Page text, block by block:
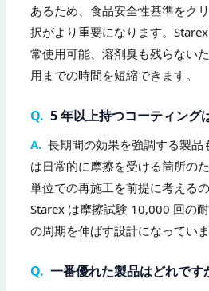
あるため、食品安全性基準をク
択がより重要になります。
常使用可能、溶剤臭も残らない
用までの時間を短縮できます。
Q. 5 年以上持つコーティング
A. 長期間の効果を強調する製品
は日常的に摩擦を受ける箇所の
単位での再施工を前提に考える
Starex は摩擦試験 10,000 回の
の周期を伸ばす設計になっていま
Q. 一番優れた製品はどれです